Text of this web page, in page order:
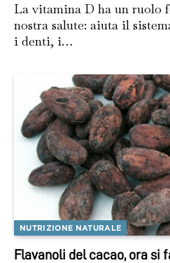
La vitamina D ha un ruolo
nostra salute: aiuta il
i denti, i…
NUTRIZIONE NATURALE
Flavanoli del cacao, ora si